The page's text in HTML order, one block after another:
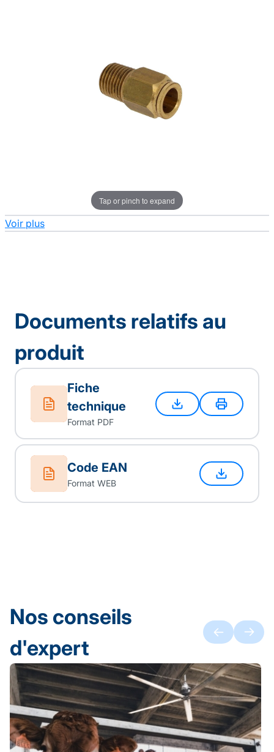
Tap or pinch to expand
Voir plus
Documents relatifs au
produit
Fiche
technique
Format PDF
Code EAN
Format WEB
Nos conseils
d'expert